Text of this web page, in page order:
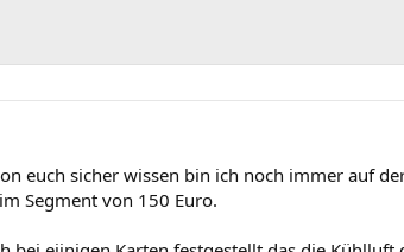
euch sicher wissen bin ich noch immer auf
Segment von 150 Euro.